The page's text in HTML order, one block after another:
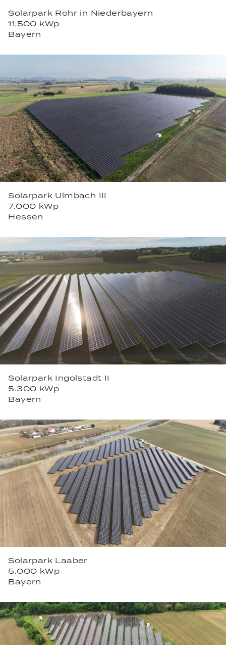
Solarpark Rohr in Niederbayern
11.500 kWp
Bayern
Solarpark Ulmbach III
7.000 kWp
Hessen
Solarpark Ingolstadt II
5.300 kWp
Bayern
Solarpark Laaber
5.000 kWp
Bayern